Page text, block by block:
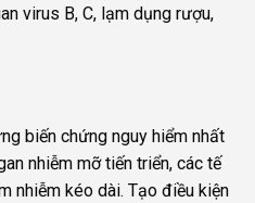
virus B, C, lạm dụng rượu,
biến chứng nguy hiểm nhất
nhiễm mỡ tiến triển, các tế
nhiễm kéo dài. Tạo điều kiện